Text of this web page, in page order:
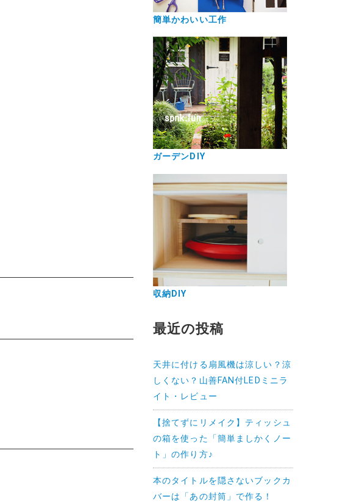
簡単かわいい工作
ガーデンDIY
収納DIY
最近の投稿
天井に付ける扇風機は涼しい？涼
しくない？山善FAN付LEDミニラ
イト・レビュー
【捨てずにリメイク】ティッシュ
の箱を使った「簡単ましかくノー
ト」の作り方♪
本のタイトルを隠さないブックカ
バーは「あの封筒」で作る！